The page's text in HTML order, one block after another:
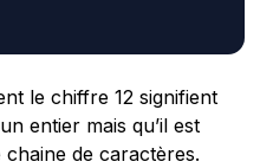
le chiffre 12 signifient
entier mais qu’il est
de caractères.